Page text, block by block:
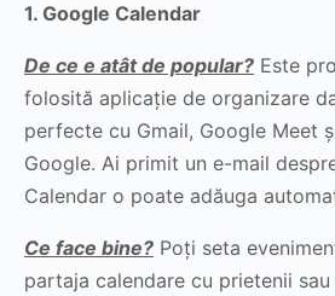
1. Google Calendar
De ce e atât de popular? Este
folosită aplicație de organizare
perfecte cu Gmail, Google Meet
Google. Ai primit un e-mail
Calendar o poate adăuga
Ce face bine? Poți seta
partaja calendare cu prietenii